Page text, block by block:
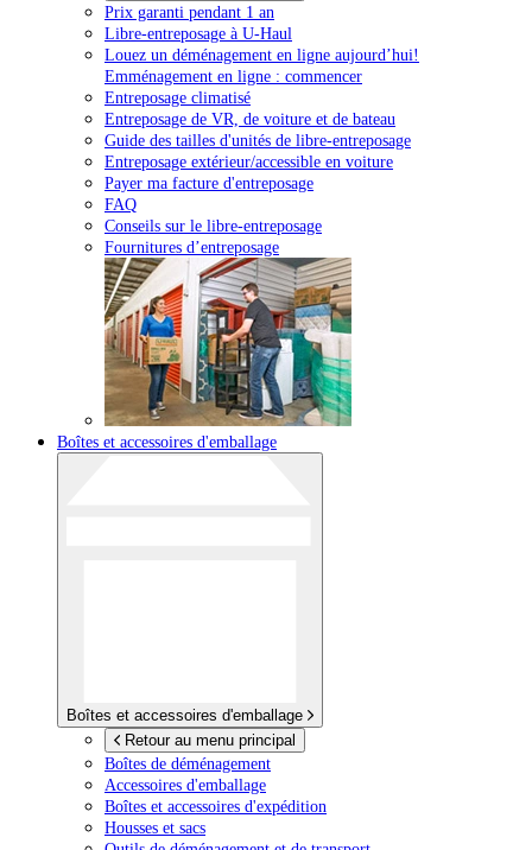
Prix garanti pendant 1 an
Libre-entreposage à U-Haul
Louez un déménagement en ligne aujourd’hui!
Emménagement en ligne : commencer
Entreposage climatisé
Entreposage de VR, de voiture et de bateau
Guide des tailles d'unités de libre-entreposage
Entreposage extérieur/accessible en voiture
Payer ma facture d'entreposage
FAQ
Conseils sur le libre-entreposage
Fournitures d’entreposage
Boîtes et accessoires d'emballage
Boîtes et accessoires d'emballage
Retour au menu principal
Boîtes de déménagement
Accessoires d'emballage
Boîtes et accessoires d'expédition
Housses et sacs